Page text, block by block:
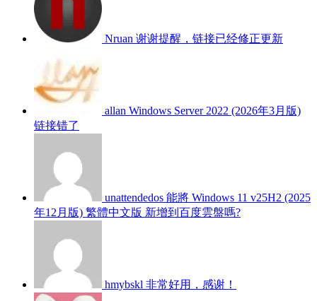
Nruan 谢谢提醒，链接已经修正更新
allan Windows Server 2022 (2026年3月版)
链接错了
unattendedos 能將 Windows 11 v25H2 (2025
年12月版) 繁體中文版 新增到百度雲盤嗎?
hmybskl 非常好用，感谢！